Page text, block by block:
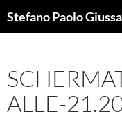
alStefano Paolo
ALLE-